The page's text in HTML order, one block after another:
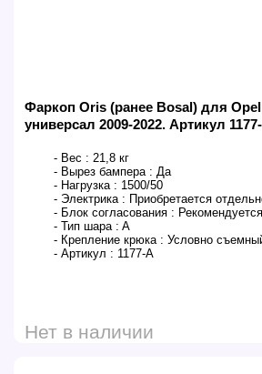
Фаркоп Oris (ранее Bosal) для
универсал 2009-2022. Артикул
- Вес : 21,8 кг
- Вырез бампера : Да
- Нагрузка : 1500/50
- Электрика : Приобретается
- Блок согласования : Рекомендуется
- Тип шара : A
- Крепление крюка : Условно
- Артикул : 1177-A
Нет в наличии